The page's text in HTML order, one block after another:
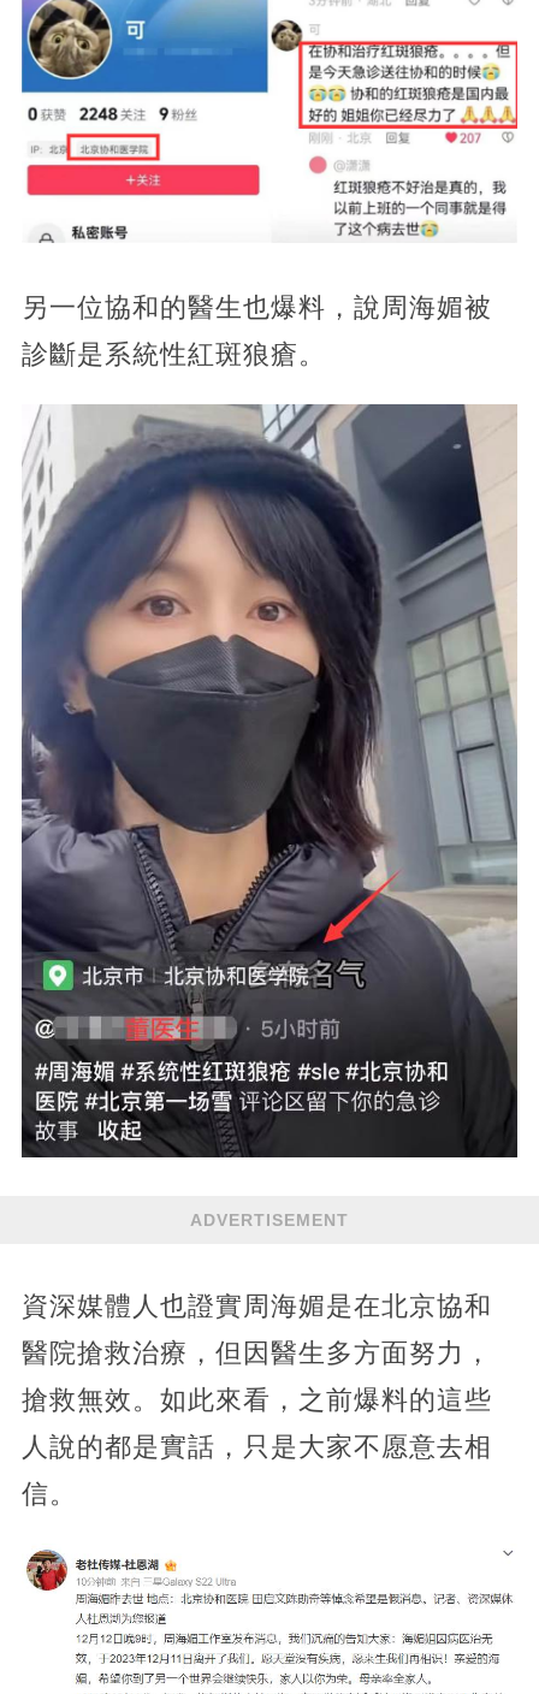
另一位協和的醫生也爆料，說周海媚被
診斷是系統性紅斑狼瘡。
ADVERTISEMENT
資深媒體人也證實周海媚是在北京協和
醫院搶救治療，但因醫生多方面努力，
搶救無效。如此來看，之前爆料的這些
人說的都是實話，只是大家不愿意去相
信。